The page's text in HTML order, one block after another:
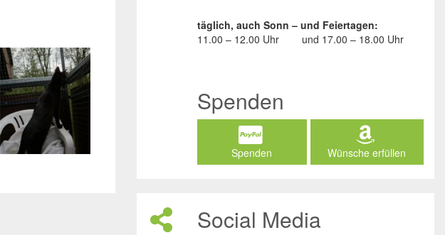
täglich, auch Sonn – und Feiertagen:
11.00 – 12.00 Uhr
und 17.00 – 18.00 Uhr
Spenden
Spenden Wünsche erfüllen
Social Media